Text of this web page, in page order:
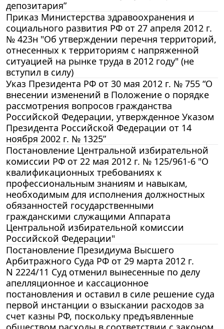
депозитария”
Приказ Министерства здравоохранения и
социального развития РФ от 27 апреля 2012 г.
№ 423н "Об утверждении перечня территорий,
отнесенных к территориям с напряженной
ситуацией на рынке труда в 2012 году" (не
вступил в силу)
Указ Президента РФ от 30 мая 2012 г. № 755 “О
внесении изменений в Положение о порядке
рассмотрения вопросов гражданства
Российской Федерации, утвержденное Указом
Президента Российской Федерации от 14
ноября 2002 г. № 1325”
Постановление Центральной избирательной
комиссии РФ от 22 мая 2012 г. № 125/961-6 "О
квалификационных требованиях к
профессиональным знаниям и навыкам,
необходимым для исполнения должностных
обязанностей государственными
гражданскими служащими Аппарата
Центральной избирательной комиссии
Российской Федерации"
Постановление Президиума Высшего
Арбитражного Суда РФ от 29 марта 2012 г.
N 2224/11 Суд отменил вынесенные по делу
апелляционное и кассационное
постановления и оставил в силе решение суда
первой инстанции о взыскании расходов за
счет казны РФ, поскольку предъявленные